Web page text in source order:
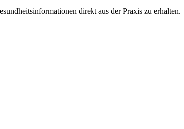
direkt aus der Praxis zu erhalten.